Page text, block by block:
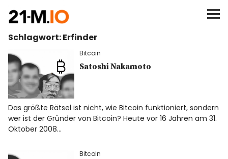
∞/21M BITCOIN
BEGINN
BITCOIN
ANALYSEN
NEWS
Schlagwort:Erfinder
Bitcoin
Satoshi Nakamoto
Das größte Rätsel ist nicht, wie Bitcoin funktioniert, sondern
wer ist der Gründer von Bitcoin? Heute vor 16 Jahren am 31.
Oktober 2008…
Bitcoin